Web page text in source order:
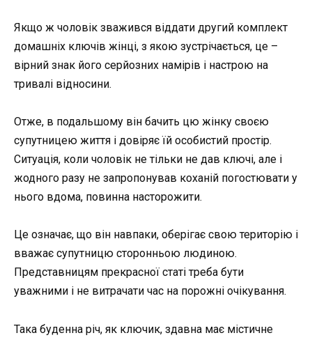
Якщо ж чоловік зважився віддати другий комплект
домашніх ключів жінці, з якою зустрічається, це –
вірний знак його серйозних намірів і настрою на
тривалі відносини.
Отже, в подальшому він бачить цю жінку своєю
супутницею життя і довіряє їй особистий простір.
Ситуація, коли чоловік не тільки не дав ключі, але і
жодного разу не запропонував коханій погостювати у
нього вдома, повинна насторожити.
Це означає, що він навпаки, оберігає свою територію і
вважає супутницю сторонньою людиною.
Представницям прекрасної статі треба бути
уважними і не витрачати час на порожні очікування.
Така буденна річ, як ключик, здавна має містичне